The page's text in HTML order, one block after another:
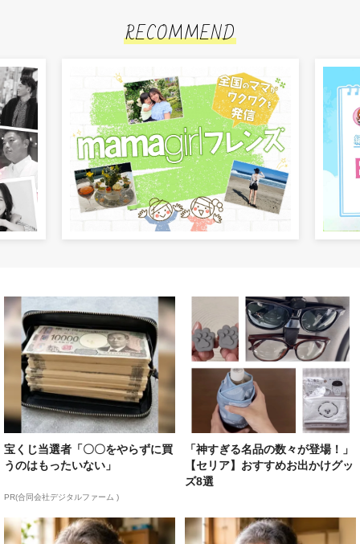
RECOMMEND
宝くじ当選者「〇〇をやらずに買
うのはもったいない」
PR(合同会社デジタルファーム )
「神すぎる名品の数々が登場！」
【セリア】おすすめお出かけグッ
ズ8選